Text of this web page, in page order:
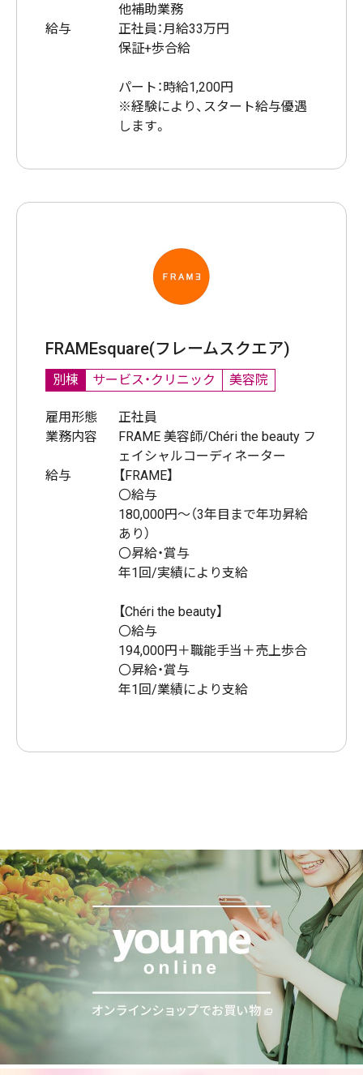
他補助業務
給与
正社員：月給33万円
保証+歩合給
パート：時給1,200円
※経験により、スタート給与優遇
します。
FRAMEsquare(フレームスクエア)
別棟 サービス・クリニック 美容院
雇用形態
正社員
業務内容
FRAME 美容師/Chéri the beauty フ
ェイシャルコーディネーター
給与
【FRAME】
〇給与
180,000円～（3年目まで年功昇給
あり）
〇昇給・賞与
年1回/実績により支給
【Chéri the beauty】
〇給与
194,000円＋職能手当＋売上歩合
〇昇給・賞与
年1回/業績により支給